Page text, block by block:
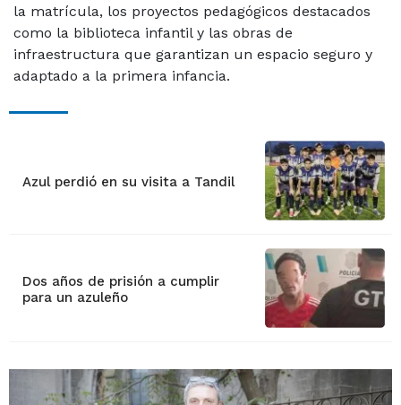
la matrícula, los proyectos pedagógicos destacados
como la biblioteca infantil y las obras de
infraestructura que garantizan un espacio seguro y
adaptado a la primera infancia.
Azul perdió en su visita a Tandil
Dos años de prisión a cumplir
para un azuleño